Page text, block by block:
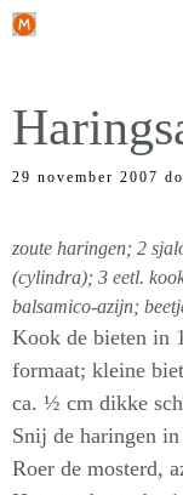
Ga
inhoud
29 november 2007
zoute haringen; 2
(cylindra); 3 eetl.
balsamico-azijn;
Kook de bieten in
formaat; kleine
ca. ½ cm dikke
Snij de haringen in
Roer de mosterd,